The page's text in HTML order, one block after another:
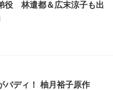
役 林遣都＆広末涼子も出
バディ！ 柚月裕子原作